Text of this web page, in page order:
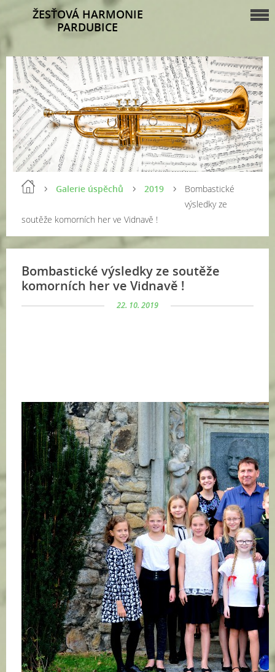
ŽESŤOVÁ HARMONIE
PARDUBICE
Galerie úspěchů 2019
Bombastické
výsledky ze
soutěže komorních her ve Vidnavě !
Bombastické výsledky ze soutěže
komorních her ve Vidnavě !
22. 10. 2019